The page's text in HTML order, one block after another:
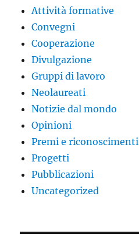
Attività formative
Convegni
Cooperazione
Divulgazione
Gruppi di lavoro
Neolaureati
Notizie dal mondo
Opinioni
Premi e riconoscimenti
Progetti
Pubblicazioni
Uncategorized